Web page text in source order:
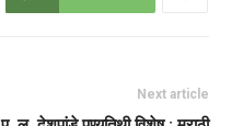
Next article